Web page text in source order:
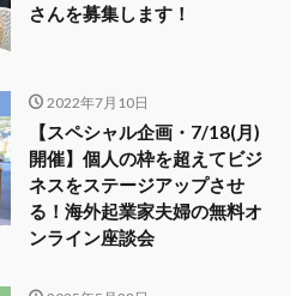
さんを募集します！
2022年7月10日
【スペシャル企画・7/18(月)
開催】個人の枠を超えてビジ
ネスをステージアップさせ
る！海外起業家夫婦の無料オ
ンライン座談会